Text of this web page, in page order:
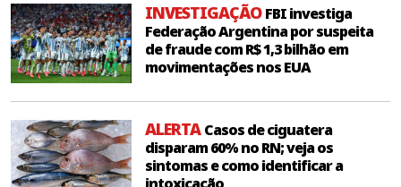
INVESTIGAÇÃOFBI investiga
Federação Argentina por suspeita
de fraude com R$ 1,3 bilhão em
movimentações nos EUA
ALERTACasos de ciguatera
disparam 60% no RN; veja os
sintomas e como identificar a